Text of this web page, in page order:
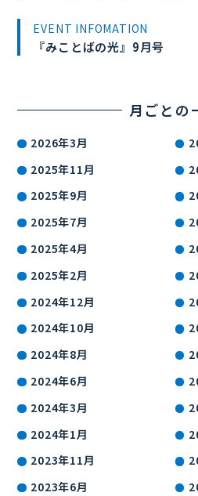
EVENT INFOMATION
『みことばの光』9月号
月ごとの
2026年3月
2025年11月
2025年9月
2025年7月
2025年4月
2025年2月
2024年12月
2024年10月
2024年8月
2024年6月
2024年3月
2024年1月
2023年11月
2023年6月